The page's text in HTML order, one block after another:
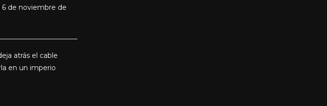
6 de noviembre de
atrás el cable
en un imperio